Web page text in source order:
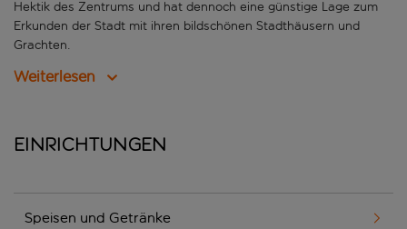
Hektik des Zentrums und hat dennoch eine günstige Lage zum
Erkunden der Stadt mit ihren bildschönen Stadthäusern und
Grachten.
Weiterlesen
Einrichtungen
Speisen und Getränke